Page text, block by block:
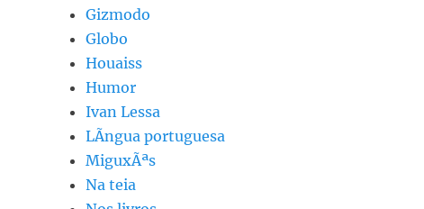
Gizmodo
Globo
Houaiss
Humor
Ivan Lessa
LÃ­ngua portuguesa
MiguxÃªs
Na teia